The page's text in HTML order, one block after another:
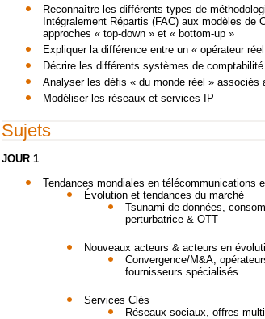
Reconnaître les différents types de
Intégralement Répartis (FAC) aux modèles
approches « top-down » et « bottom-up »
Expliquer la différence entre un « opérateur
Décrire les différents systèmes de
Analyser les défis « du monde réel » associés
Modéliser les réseaux et services IP
Sujets
JOUR 1
Tendances mondiales en télécommunications
Évolution et tendances du marché
Tsunami de données,
perturbatrice & OTT
Nouveaux acteurs & acteurs en
Convergence/M&A,
fournisseurs spécialisés
Services Clés
Réseaux sociaux, offres